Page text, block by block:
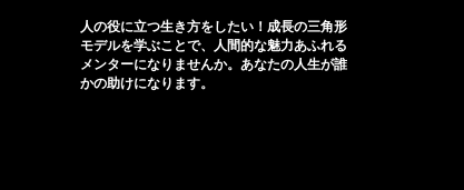
人の役に立つ生き方をしたい！成長の三角形
モデルを学ぶことで、人間的な魅力あふれる
メンターになりませんか。あなたの人生が誰
かの助けになります。